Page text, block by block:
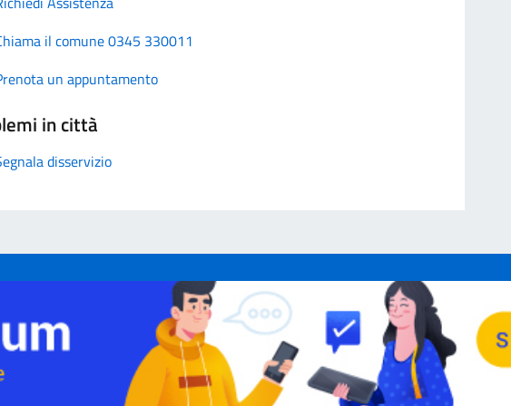
il comune 0345 330011
un appuntamento
in città
disservizio